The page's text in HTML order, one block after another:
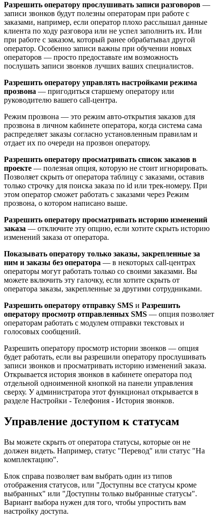
Разрешить оператору прослушивать записи разговоров —
записи звонков будут полезны операторам при работе с
заказами, например, если оператор плохо расслышал данные
клиента по ходу разговора или не успел заполнить их. Или
при работе с заказом, который ранее обрабатывал другой
оператор. Особенно записи важны при обучении новых
операторов — просто предоставьте им возможность
послушать записи звонков лучших ваших специалистов.
Разрешить оператору управлять настройками режима
прозвона — пригодиться старшему оператору или
руководителю вашего call-центра.
Режим прозвона — это режим авто-открытия заказов для
прозвона в личном кабинете оператора, когда система сама
распределяет заказы согласно установленным правилам и
отдает их по очереди на прозвон оператору.
Разрешить оператору просматривать список заказов в
проекте — полезная опция, которую не стоит игнорировать.
Позволяет скрыть от оператора таблицу с заказами, оставив
только строчку для поиска заказа по id или трек-номеру. При
этом оператор сможет работать с заказами через Режим
прозвона, о котором написано выше.
Разрешить оператору просматривать историю изменений
заказа — отключите эту опцию, если хотите скрыть историю
изменений заказа от оператора.
Показывать оператору только заказы, закрепленные за
ним и заказы без оператора — в некоторых call-центрах
операторы могут работать только со своими заказами. Вы
можете включить эту галочку, если хотите скрыть от
оператора заказы, закрепленные за другими сотрудниками.
Разрешить оператору отправку SMS и Разрешить
оператору просмотр отправленных SMS — опция позволяет
операторам работать с модулем отправки текстовых и
голосовых сообщений.
Разрешить оператору просмотр истории звонков — опция
будет работать, если вы разрешили оператору прослушивать
записи звонков и просматривать историю изменений заказа.
Открывается история звонков в кабинете оператора под
отдельной одноименной кнопкой на панели управления
сверху. У администратора этот функционал открывается в
разделе Настройки - Телефония - История звонков.
Управление доступом к статусам
Вы можете скрыть от оператора статусы, которые он не
должен видеть. Например, статус "Перевод" или статус "На
комплектацию".
Блок справа позволяет вам выбрать один из типов
отображения статусов, или "Доступны все статусы кроме
выбранных" или "Доступны только выбранные статусы".
Вариант выбора нужен для того, чтобы упростить вам
настройку доступа.